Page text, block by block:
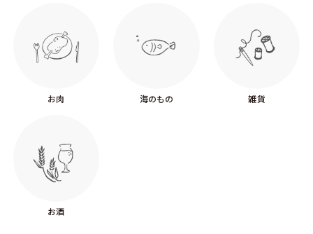
お肉 海のもの 雑貨
お酒